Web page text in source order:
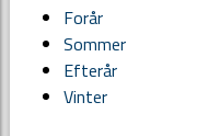
Forår
Sommer
Efterår
Vinter